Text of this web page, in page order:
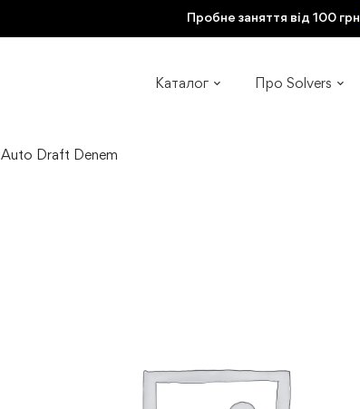
Пробне заняття від 100 грн
Каталог Про Solvers
Auto Draft Denem